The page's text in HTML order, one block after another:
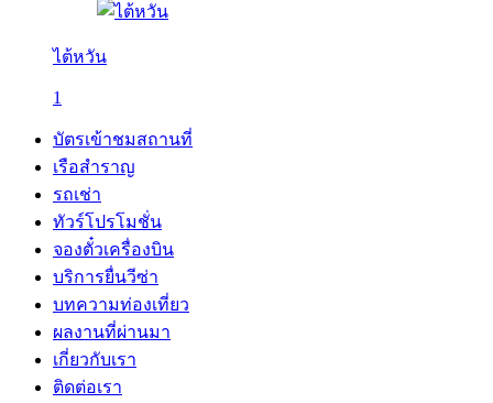
ไต้หวัน
1
บัตรเข้าชมสถานที่
เรือสำราญ
รถเช่า
ทัวร์โปรโมชั่น
จองตั๋วเครื่องบิน
บริการยื่นวีซ่า
บทความท่องเที่ยว
ผลงานที่ผ่านมา
เกี่ยวกับเรา
ติดต่อเรา